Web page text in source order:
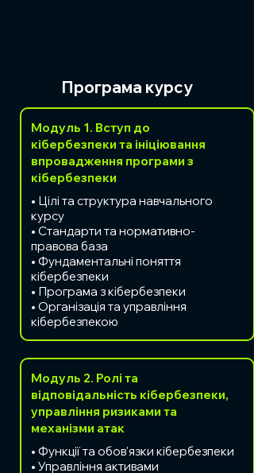
Програма курсу
Модуль 1. Вступ до
кібербезпеки та ініціювання
впровадження програми з
кібербезпеки
• Цілі та структура навчального
курсу
• Стандарти та нормативно-
правова база
• Фундаментальні поняття
кібербезпеки
• Програма з кібербезпеки
• Організація та управління
кібербезпекою
Модуль 2. Ролі та
відповідальність кібербезпеки,
управління ризиками та
механізми атак
• Функції та обов'язки кібербезпеки
• Управління активами